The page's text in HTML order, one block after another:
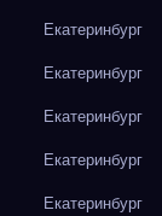
Екатеринбург
Екатеринбург
Екатеринбург
Екатеринбург
Екатеринбург